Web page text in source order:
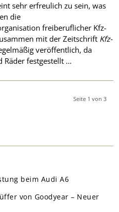
sehr erfreulich zu sein, was
die
freiberuflicher Kfz-
mit der Zeitschrift Kfz-
veröffentlich, da
Räder festgestellt …
Seite 1 von 3
beim Audi A6
von Goodyear – Neuer